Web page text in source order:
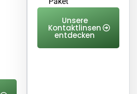
Unsere
Kontaktlinsen
entdecken